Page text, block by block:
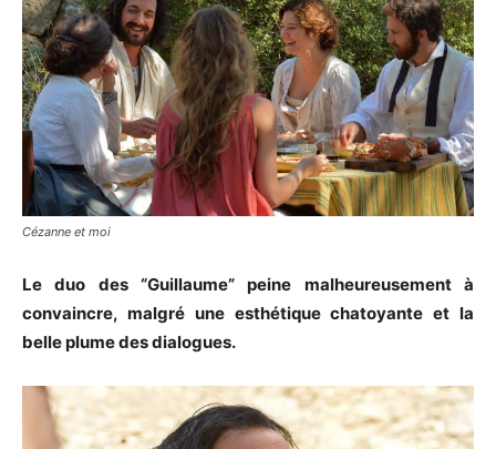
Cézanne et moi
Le duo des “Guillaume” peine malheureusement à
convaincre, malgré une esthétique chatoyante et la
belle plume des dialogues.